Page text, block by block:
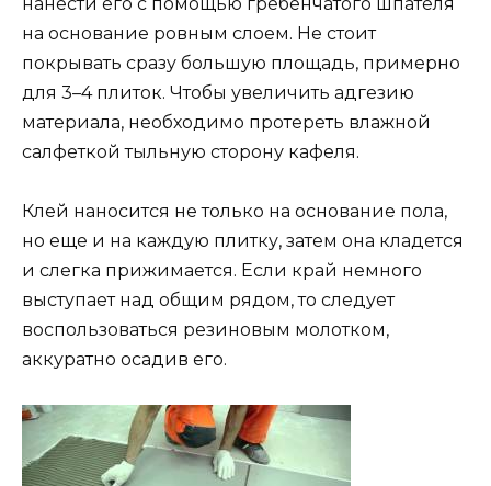
на основание ровным слоем. Не стоит
покрывать сразу большую площадь, примерно
для 3–4 плиток. Чтобы увеличить адгезию
материала, необходимо протереть влажной
салфеткой тыльную сторону кафеля.
Клей наносится не только на основание пола,
но еще и на каждую плитку, затем она кладется
и слегка прижимается. Если край немного
выступает над общим рядом, то следует
воспользоваться резиновым молотком,
аккуратно осадив его.